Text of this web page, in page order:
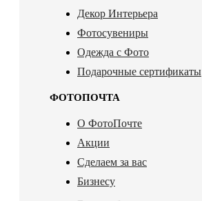
Декор Интерьера
Фотосувениры
Одежда с Фото
Подарочные сертификаты
ФОТОПОЧТА
О ФотоПочте
Акции
Сделаем за вас
Бизнесу